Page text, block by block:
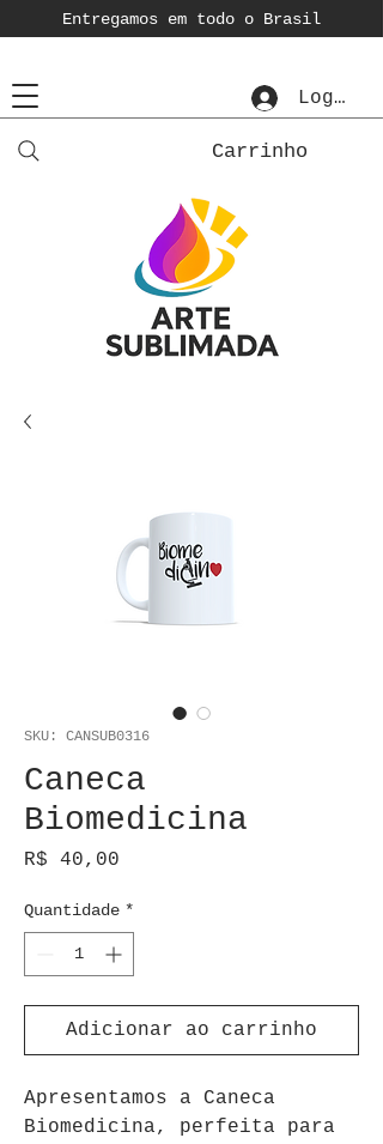
Entregamos em todo o Brasil
Login
Carrinho
SKU: CANSUB0316
Caneca
Biomedicina
R$ 40,00
Quantidade *
Adicionar ao carrinho
Apresentamos a Caneca
Biomedicina, perfeita para